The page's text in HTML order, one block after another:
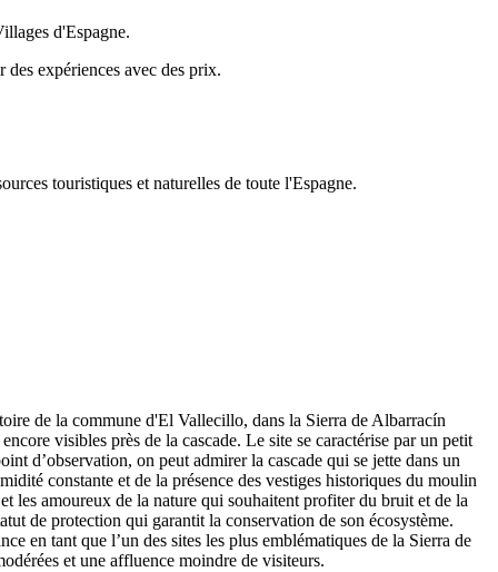
d'Espagne.
expériences avec des prix.
touristiques et naturelles de toute l'Espagne.
de la commune d'El Vallecillo, dans la Sierra de Albarracín
visibles près de la cascade. Le site se caractérise par un petit
d’observation, on peut admirer la cascade qui se jette dans un
constante et de la présence des vestiges historiques du moulin
les amoureux de la nature qui souhaitent profiter du bruit et de la
de protection qui garantit la conservation de son écosystème.
en tant que l’un des sites les plus emblématiques de la Sierra de
et une affluence moindre de visiteurs.